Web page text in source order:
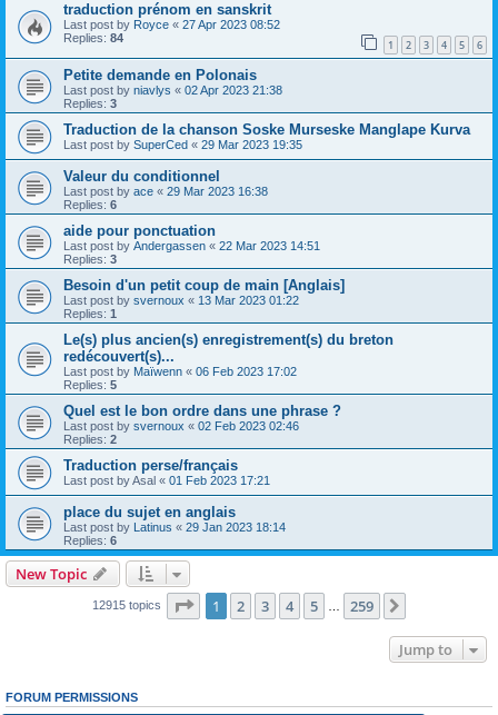
traduction prénom en sanskrit
Last post by Royce « 27 Apr 2023 08:52
Replies: 84 1 2 3 4 5 6
Petite demande en Polonais
Last post by niavlys « 02 Apr 2023 21:38
Replies: 3
Traduction de la chanson Soske Murseske Manglape Kurva
Last post by SuperCed « 29 Mar 2023 19:35
Valeur du conditionnel
Last post by ace « 29 Mar 2023 16:38
Replies: 6
aide pour ponctuation
Last post by Andergassen « 22 Mar 2023 14:51
Replies: 3
Besoin d'un petit coup de main [Anglais]
Last post by svernoux « 13 Mar 2023 01:22
Replies: 1
Le(s) plus ancien(s) enregistrement(s) du breton
redécouvert(s)...
Last post by Maïwenn « 06 Feb 2023 17:02
Replies: 5
Quel est le bon ordre dans une phrase ?
Last post by svernoux « 02 Feb 2023 02:46
Replies: 2
Traduction perse/français
Last post byAsal « 01 Feb 2023 17:21
place du sujet en anglais
Last post by Latinus « 29 Jan 2023 18:14
Replies: 6
New Topic
12915 topics Page 1of 259
1 2 3 4 5 259
Jump to
FORUM PERMISSIONS